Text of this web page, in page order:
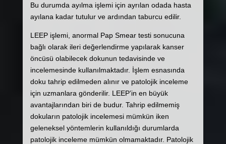
Bu durumda ayılma işlemi için ayrılan odada hasta
ayılana kadar tutulur ve ardından taburcu edilir.
LEEP işlemi, anormal Pap Smear testi sonucuna
bağlı olarak ileri değerlendirme yapılarak kanser
öncüsü olabilecek dokunun tedavisinde ve
incelemesinde kullanılmaktadır. İşlem esnasında
doku tahrip edilmeden alınır ve patolojik inceleme
için uzmanlara gönderilir. LEEP’in en büyük
avantajlarından biri de budur. Tahrip edilmemiş
dokuların patolojik incelemesi mümkün iken
geleneksel yöntemlerin kullanıldığı durumlarda
patolojik inceleme mümkün olmamaktadır. Patolojik